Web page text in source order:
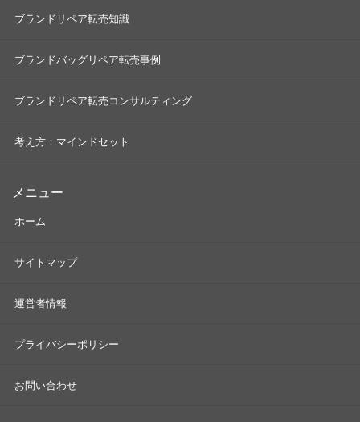
ブランドリペア転売知識
ブランドバッグリペア転売事例
ブランドリペア転売コンサルティング
考え方：マインドセット
メニュー
ホーム
サイトマップ
運営者情報
プライバシーポリシー
お問い合わせ